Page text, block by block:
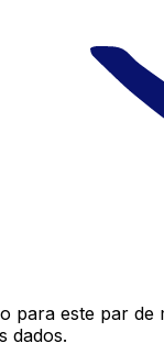
para este par
dados.